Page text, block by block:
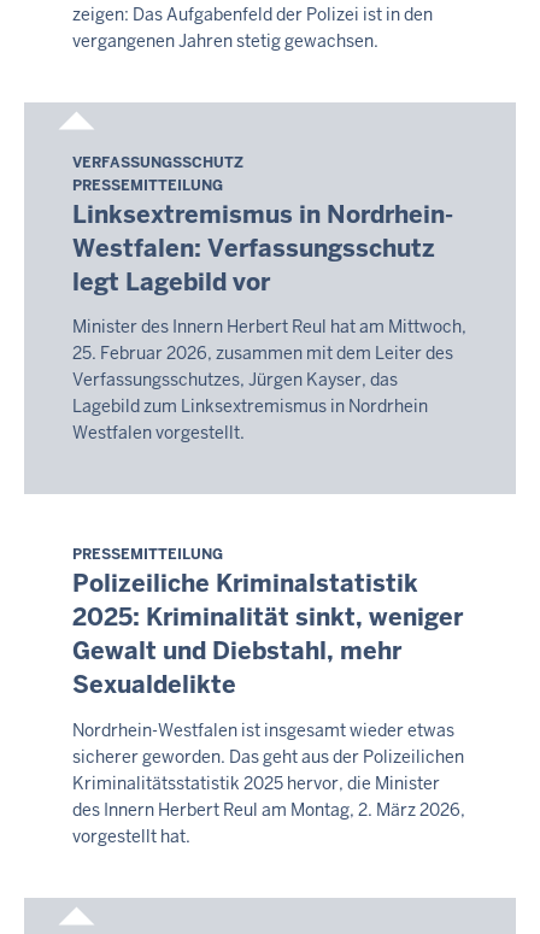
zeigen: Das Aufgabenfeld der Polizei ist in den
vergangenen Jahren stetig gewachsen.
Montag,
10.
August
2026
-
05:06
VERFASSUNGSSCHUTZ
PRESSEMITTEILUNG
Linksextremismus in Nordrhein-
Westfalen: Verfassungsschutz
legt Lagebild vor
Minister des Innern Herbert Reul hat am Mittwoch,
25. Februar 2026, zusammen mit dem Leiter des
Verfassungsschutzes, Jürgen Kayser, das
Lagebild zum Linksextremismus in Nordrhein
Westfalen vorgestellt.
Montag,
10.
August
2026
-
PRESSEMITTEILUNG
Polizeiliche Kriminalstatistik
2025: Kriminalität sinkt, weniger
Gewalt und Diebstahl, mehr
Sexualdelikte
Nordrhein-Westfalen ist insgesamt wieder etwas
sicherer geworden. Das geht aus der Polizeilichen
Kriminalitätsstatistik 2025 hervor, die Minister
des Innern Herbert Reul am Montag, 2. März 2026,
vorgestellt hat.